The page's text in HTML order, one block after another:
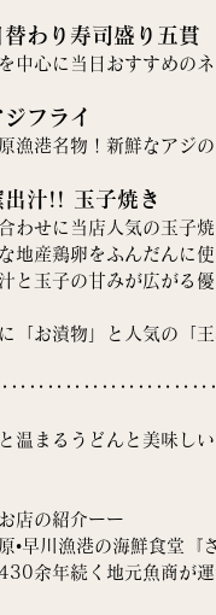
わり寿司盛り五貫
中心に当日おすすめの
フライ
漁港名物！新鮮なアジ
汁!! 玉子焼き
わせに当店人気の玉子
地産鶏卵をふんだんに
と玉子の甘みが広がる
「お漬物」と人気の「王
温まるうどんと美味し
店の紹介ーー
•早川漁港の海鮮食堂『
余年続く地元魚商が運